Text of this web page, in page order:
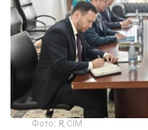
Фото: ҚР СІМ